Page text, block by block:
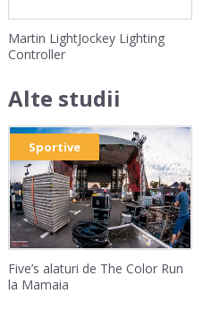
Martin LightJockey Lighting
Controller
Alte studii
Sportive
Five’s alaturi de The Color Run
la Mamaia